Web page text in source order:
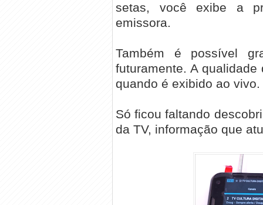
setas, você exibe a
emissora.
Também é possível
futuramente. A
quando é exibido ao vivo.
Só ficou faltando
da TV, informação que